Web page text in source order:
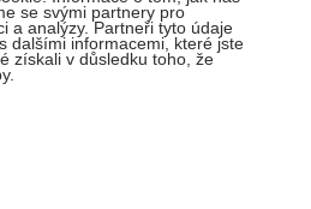
se svými partnery pro
a analýzy. Partneři tyto údaje
dalšími informacemi, které jste
získali v důsledku toho, že